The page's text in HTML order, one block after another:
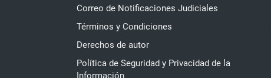
Correo de Notificaciones Judiciales
Términos y Condiciones
Derechos de autor
Política de Seguridad y Privacidad de la
Información